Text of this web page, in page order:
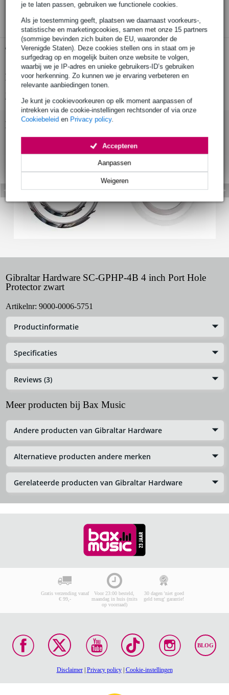
je te laten passen, gebruiken we functionele cookies.
Als je toestemming geeft, plaatsen we daarnaast voorkeurs-,
statistische en marketingcookies, samen met onze 15 partners
(sommige bevinden zich buiten de EU, waaronder de
Verenigde Staten). Deze cookies stellen ons in staat om je
surfgedrag op en mogelijk buiten onze website te volgen,
waarbij we je IP-adres en unieke gebruikers-ID’s gebruiken
voor herkenning. Zo kunnen we je ervaring verbeteren en
relevante aanbiedingen tonen.
Je kunt je cookievoorkeuren op elk moment aanpassen of
intrekken via de cookie-instellingen rechtsonder of via onze
Cookiebeleid en Privacy policy.
Weigeren
Aanpassen
Accepteren
3 jaar Bax Music garantie
Gratis ophalen in de winkel
Productinformatie
Bekijk ook eens (2)
Gibraltar Hardware SC-GPHP-4B 4 inch Port Hole
Protector zwart
Artikelnr: 9000-0006-5751
Productinformatie
Specificaties
Reviews (3)
Meer producten bij Bax Music
Andere producten van Gibraltar Hardware
Alternatieve producten andere merken
Gerelateerde producten van Gibraltar Hardware
Gratis verzending vanaf
€ 99,-
Voor 23:00 besteld,
maandag in huis (mits
op voorraad)
30 dagen 'niet goed
geld terug' garantie!
BLOG
Disclaimer| Privacy policy| Cookie-instellingen